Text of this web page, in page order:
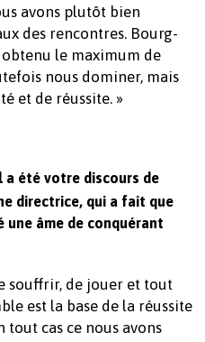
avons plutôt bien
des rencontres. Bourg-
obtenu le maximum de
nous dominer, mais
et de réussite. »
a été votre discours de
directrice, qui a fait que
âme de conquérant
souffrir, de jouer et tout
est la base de la réussite
tout cas ce nous avons